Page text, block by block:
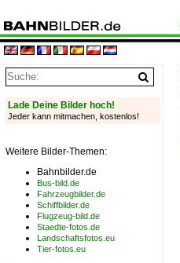
Lade Deine Bilder hoch!
Jeder kann mitmachen, kostenlos!
Weitere Bilder-Themen:
Bahnbilder.de
Bus-bild.de
Fahrzeugbilder.de
Schiffbilder.de
Flugzeug-bild.de
Staedte-fotos.de
Landschaftsfotos.eu
Tier-fotos.eu